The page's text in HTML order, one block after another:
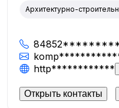
Архитектурно-
http************
Открыть контакты